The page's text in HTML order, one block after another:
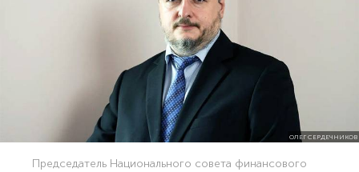
ОЛЕГ СЕРДЕЧНИКОВ
Председатель Национального совета финансового